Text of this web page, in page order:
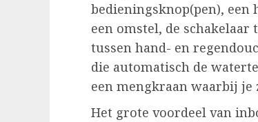
bedieningsknop(pen), een
een omstel, de
tussen hand- en
die automatisch de
een mengkraan waarbij
Het grote voordeel van